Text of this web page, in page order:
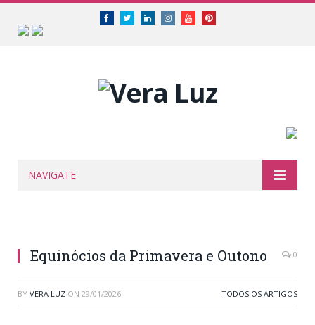
FacebookTwitterLinkedinInstagramYoutubePinterest
NAVIGATE
Equinócios da Primavera e Outono 0
BY VERA LUZ ON 29/01/2026 TODOS OS ARTIGOS